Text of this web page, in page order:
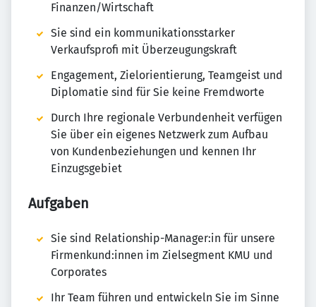
Finanzen/Wirtschaft
Sie sind ein kommunikationsstarker
Verkaufsprofi mit Überzeugungskraft
Engagement, Zielorientierung, Teamgeist und
Diplomatie sind für Sie keine Fremdworte
Durch Ihre regionale Verbundenheit verfügen
Sie über ein eigenes Netzwerk zum Aufbau
von Kundenbeziehungen und kennen Ihr
Einzugsgebiet
Aufgaben
Sie sind Relationship-Manager:in für unsere
Firmenkund:innen im Zielsegment KMU und
Corporates
Ihr Team führen und entwickeln Sie im Sinne